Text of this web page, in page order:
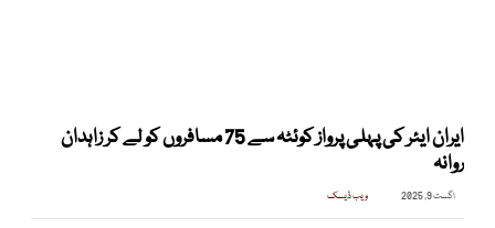
ایران ایئر کی پہلی پرواز کوئٹہ سے 75 مسافروں کو لے کر زاہدان
روانہ
اگست 9, 2025 ویب ڈیسک